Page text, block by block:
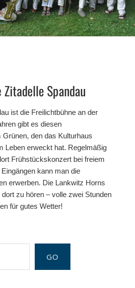
Spandau
ist die Freilichtbühne an der
gibt es diesen
den das Kulturhaus
Leben erweckt hat. Regelmäßig
Frühstückskonzert bei freiem
kann man die
erwerben. Die Lankwitz Horns
zu hören – volle zwei Stunden
für gutes Wetter!
GO